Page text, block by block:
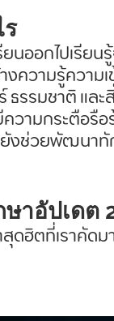
นออกไปเรีย
ความรู้ความ
รรมชาติ แล
วามกระตือรื
ยังช่วยพัฒนา
าอัปเดต
ฮิตที่เราคัด